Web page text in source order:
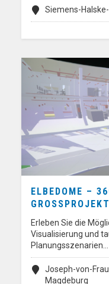
Siemens-
ELBEDOME –
Erleben Sie die
Visualisierung und
Planungsszenarien…
Joseph-von-
Magdeburg